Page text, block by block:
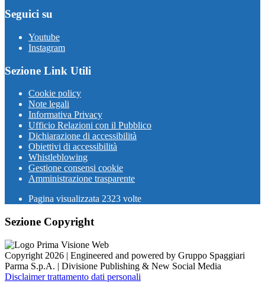
Seguici su
Youtube
Instagram
Sezione Link Utili
Cookie policy
Note legali
Informativa Privacy
Ufficio Relazioni con il Pubblico
Dichiarazione di accessibilità
Obiettivi di accessibilità
Whistleblowing
Gestione consensi cookie
Amministrazione trasparente
Pagina visualizzata 2323 volte
Sezione Copyright
Copyright 2026 | Engineered and powered by Gruppo Spaggiari
Parma S.p.A. | Divisione Publishing & New Social Media
Disclaimer trattamento dati personali